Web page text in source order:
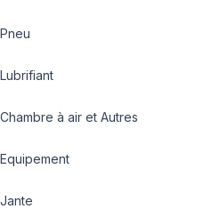
Pneu
Lubrifiant
Chambre à air et Autres
Equipement
Jante